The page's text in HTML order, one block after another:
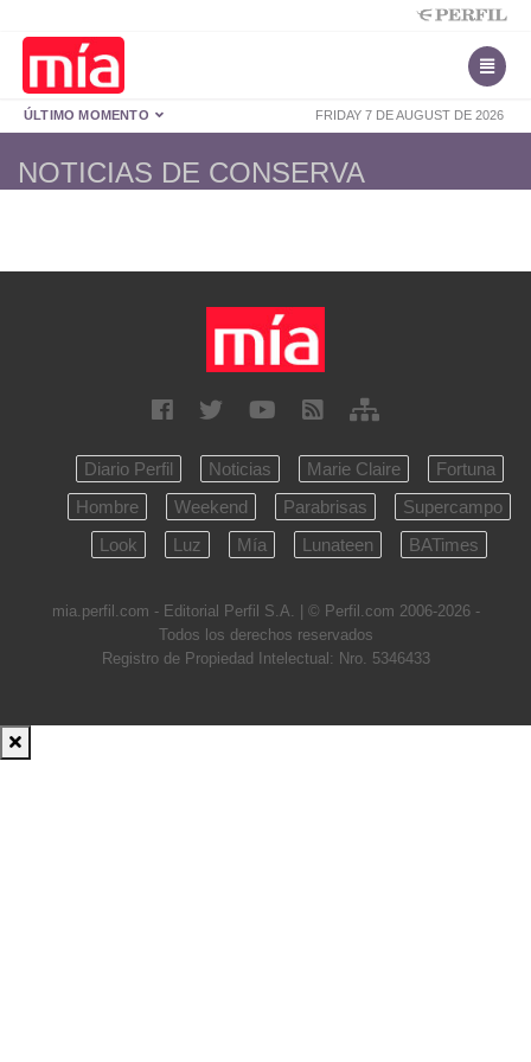
FRIDAY 7 DE AUGUST DE 2026
ÚLTIMO MOMENTO
NOTICIAS DE CONSERVA
Diario Perfil Noticias Marie Claire
Fortuna
Hombre
Weekend Parabrisas
Supercampo
Look
Luz Mía Lunateen BATimes
mia.perfil.com - Editorial Perfil S.A. | © Perfil.com 2006-2026 -
Todos los derechos reservados
Registro de Propiedad Intelectual: Nro. 5346433